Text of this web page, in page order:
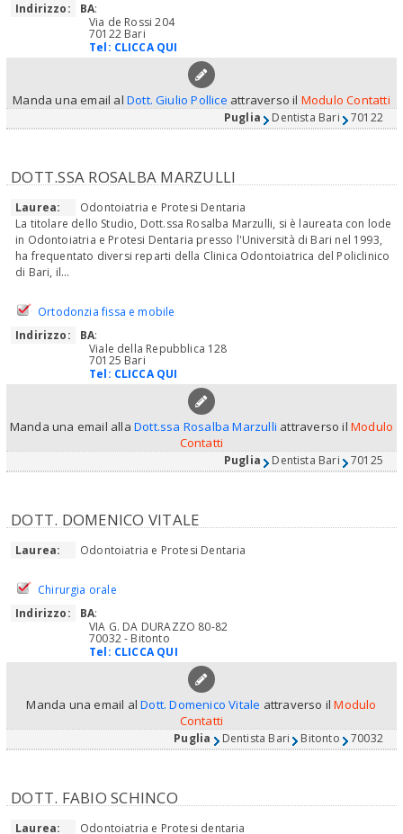
Indirizzo:
BA:
Via de Rossi 204
70122 Bari
Tel: CLICCA QUI
Manda una email al Dott. Giulio Pollice attraverso il Modulo Contatti
Puglia Dentista Bari 70122
DOTT.SSA ROSALBA MARZULLI
Laurea:
Odontoiatria e Protesi Dentaria
La titolare dello Studio, Dott.ssa Rosalba Marzulli, si è laureata con lode
in Odontoiatria e Protesi Dentaria presso l'Università di Bari nel 1993,
ha frequentato diversi reparti della Clinica Odontoiatrica del Policlinico
di Bari, il...
Ortodonzia fissa e mobile
Indirizzo:
BA:
Viale della Repubblica 128
70125 Bari
Tel: CLICCA QUI
Manda una email allaDott.ssa Rosalba Marzulli attraverso il Modulo
Contatti
Puglia Dentista Bari 70125
DOTT. DOMENICO VITALE
Laurea: Odontoiatria e Protesi Dentaria
Chirurgia orale
Indirizzo:
BA:
VIA G. DA DURAZZO 80-82
70032 - Bitonto
Tel: CLICCA QUI
Manda una email alDott. Domenico Vitale attraverso ilModulo
Contatti
Puglia Dentista Bari Bitonto 70032
DOTT. FABIO SCHINCO
Laurea: Odontoiatria e Protesi dentaria